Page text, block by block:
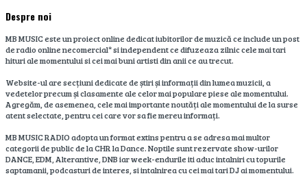
Despre noi
MB MUSIC este un proiect online dedicat iubitorilor de muzică ce include un post
de radio online necomercial* si independent ce difuzeaza zilnic cele mai tari
hituri ale momentului si cei mai buni artisti din anii ce au trecut.
Website-ul are secțiuni dedicate de știri și informații din lumea muzicii, a
vedetelor precum și clasamente ale celor mai populare piese ale momentului.
Agregăm, de asemenea, cele mai importante noutăți ale momentului de la surse
atent selectate, pentru cei care vor sa fie mereu informați.
MB MUSIC RADIO adopta un format extins pentru a se adresa mai multor
categorii de public de la CHR la Dance. Noptile sunt rezervate show-urilor
DANCE, EDM, Alterantive, DNB iar week-endurile iti aduc intalniri cu topurile
saptamanii, podcasturi de interes, si intalnirea cu cei mai tari DJ ai momentului.